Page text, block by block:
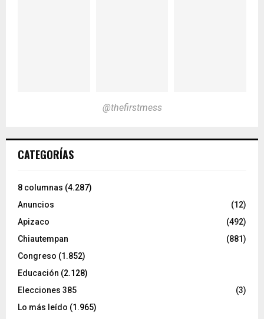
@thefirstmess
CATEGORÍAS
8 columnas (4.287)
Anuncios
(12)
Apizaco
(492)
Chiautempan
(881)
Congreso (1.852)
Educación (2.128)
Elecciones 385
(3)
Lo más leído (1.965)